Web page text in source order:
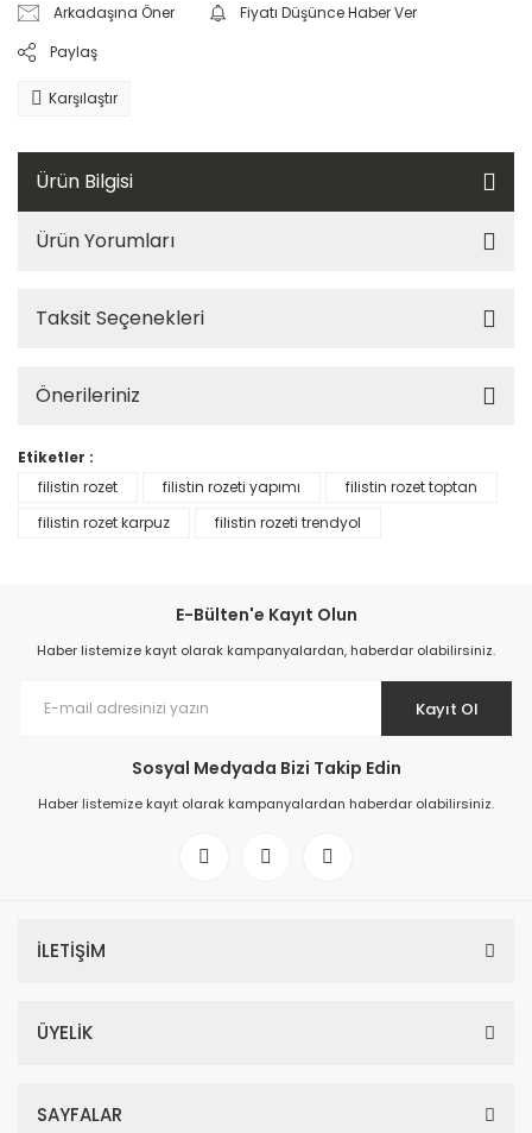
Arkadaşına Öner
Fiyatı Düşünce Haber Ver
Paylaş
Karşılaştır
Ürün Bilgisi
Ürün Yorumları
Taksit Seçenekleri
Önerileriniz
Etiketler :
filistin rozet
filistin rozeti yapımı
filistin rozet toptan
filistin rozet karpuz
filistin rozeti trendyol
E-Bülten'e Kayıt Olun
Haber listemize kayıt olarak kampanyalardan, haberdar olabilirsiniz.
Kayıt Ol
Sosyal Medyada Bizi Takip Edin
Haber listemize kayıt olarak kampanyalardan haberdar olabilirsiniz.
İLETİŞİM
ÜYELİK
SAYFALAR